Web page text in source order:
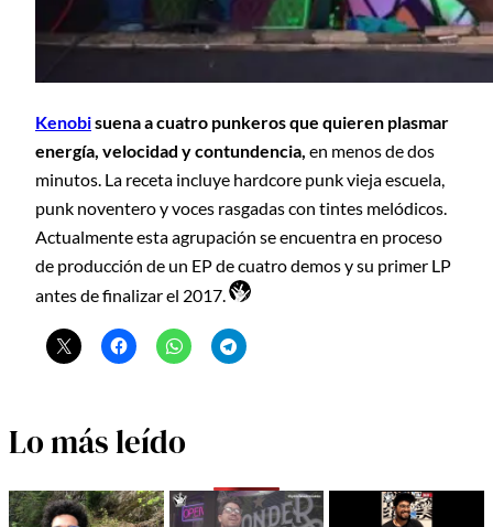
Kenobisuena a cuatro punkeros que quieren plasmar
energía, velocidad y contundencia, en menos de dos
minutos. La receta incluye hardcore punk vieja escuela,
punk noventero y voces rasgadas con tintes melódicos.
Actualmente esta agrupación se encuentra en proceso
de producción de un EP de cuatro demos y su primer LP
antes de finalizar el 2017.
Lo más leído